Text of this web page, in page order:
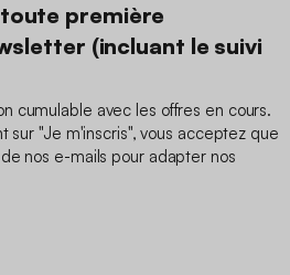
première
(incluant le suivi
cumulable avec les offres en cours.
sur "Je m'inscris", vous acceptez que
nos e-mails pour adapter nos